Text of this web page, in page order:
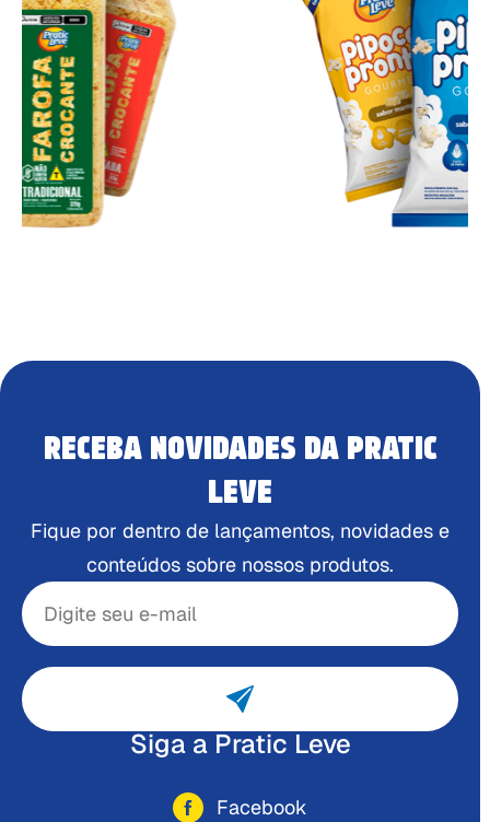
RECEBA NOVIDADES DA PRATIC
LEVE
Fique por dentro de lançamentos, novidades e
conteúdos sobre nossos produtos.
Siga a Pratic Leve
Facebook